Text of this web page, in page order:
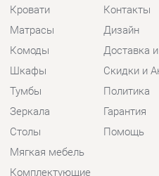
Зеркала
Столы
Мягкая мебель
Комплектующие
Гарантия
Помощь
Шоурум и склад самовывоза
Адрес: г. Екатеринбург, пер.
Базовый, 47